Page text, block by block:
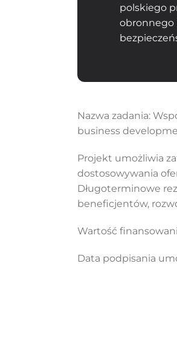
polskiego
obronnego
Nazwa zadania:
business
Projekt umożliwia
dostosowywania
Długoterminowe
beneficjentów,
Wartość
Data podpisania